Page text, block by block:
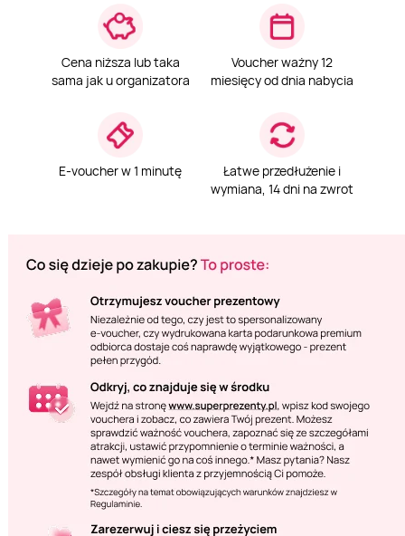
Cena niższa lub taka
sama jak u organizatora
Voucher ważny 12
miesięcy od dnia nabycia
E-voucher w 1 minutę
Łatwe przedłużenie i
wymiana, 14 dni na zwrot